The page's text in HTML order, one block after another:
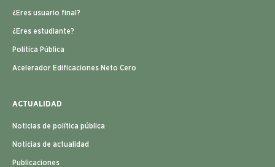
¿Eres usuario final?
¿Eres estudiante?
Política Pública
Acelerador Edificaciones Neto Cero
ACTUALIDAD
Noticias de política pública
Noticias de actualidad
Publicaciones